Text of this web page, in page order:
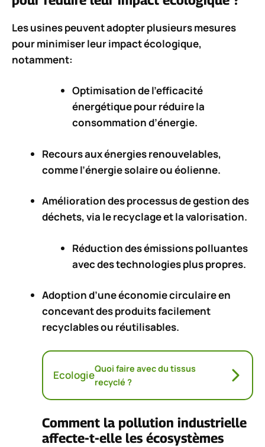
Les usines peuvent adopter plusieurs mesures
pour minimiser leur impact écologique,
notamment:
Optimisation de l’efficacité
énergétiquepour réduire la
consommation d’énergie.
Recours auxénergies renouvelables,
comme l’énergie solaire ou éolienne.
Amélioration des processus degestion des
déchets, via le recyclage et la valorisation.
Réduction des émissions polluantes
avec des technologies plus propres.
Adoption d’uneéconomie circulaireen
concevant des produits facilement
recyclables ou réutilisables.
EcologieQuoi faire avec du tissus
recyclé ?
Comment la pollution industrielle
affecte-t-elle les écosystèmes